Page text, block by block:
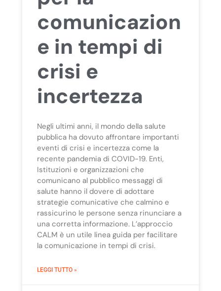
comunicazion
e in tempi di
crisi e
incertezza
Negli ultimi anni, il mondo della salute
pubblica ha dovuto affrontare importanti
eventi di crisi e incertezza come la
recente pandemia di COVID-19. Enti,
Istituzioni e organizzazioni che
comunicano al pubblico messaggi di
salute hanno il dovere di adottare
strategie comunicative che calmino e
rassicurino le persone senza rinunciare a
una corretta informazione. L’approccio
CALM è un utile linea guida per facilitare
la comunicazione in tempi di crisi.
LEGGI TUTTO »